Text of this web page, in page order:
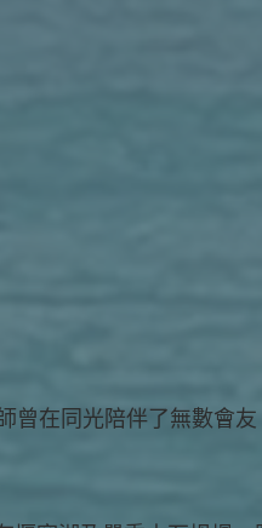
曾在同光陪伴了無數會